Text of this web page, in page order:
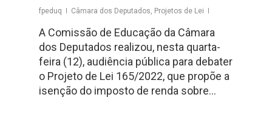
fpeduq Câmara dos Deputados, Projetos de Lei
A Comissão de Educação da Câmara
dos Deputados realizou, nesta quarta-
feira (12), audiência pública para debater
o Projeto de Lei 165/2022, que propõe a
isenção do imposto de renda sobre…